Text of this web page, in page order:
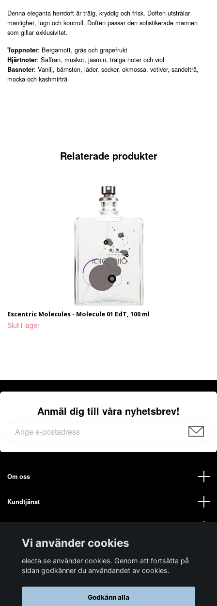
Denna eleganta herrdoft är träig, kryddig och frisk. Doften utstrålar
manlighet, lugn och kontroll. Doften passar den sofistikerade mannen
som gillar exklusivitet.
Toppnoter: Bergamott, gräs och grapefrukt
Hjärtnoter: Saffran, muskot, jasmin, träiga noter och viol
Basnoter: Vanilj, bärnsten, läder, socker, ekmossa, vetiver, sandelträ,
mocka och kashmirträ
Escentric Molecules - Molecule 01 EdT, 100 ml
Slut i lager
Anmäl dig till våra nyhetsbrev!
Om oss
Kundtjänst
Vi använder cookies
electa.se använder cookies. Genom att fortsätta på
sidan godkänner du användandet av cookies.
Godkänn alla